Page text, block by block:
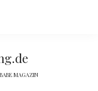
MAGAZIN